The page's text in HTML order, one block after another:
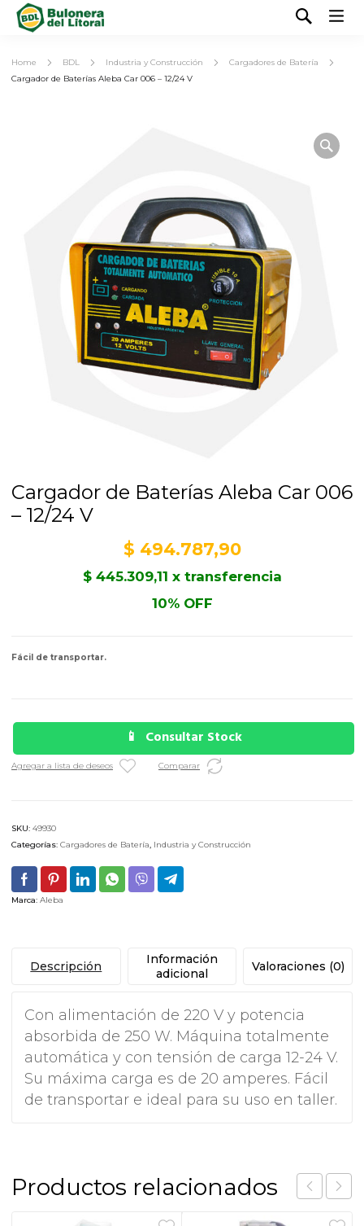
Home BDL Industria y Construcción
Cargadores de Batería
Cargador de Baterías Aleba Car 006 – 12/24 V
Cargador de Baterías Aleba Car 006
– 12/24 V
$ 494.787,90
$445.309,11 x transferencia
10% OFF
Fácil de transportar.
Consultar Stock
Agregar a lista de deseos Comparar
SKU: 49930
Categorías: Cargadores de Batería, Industria y Construcción
Marca: Aleba
Descripción
Información
adicional
Valoraciones (0)
Con alimentación de 220 V y potencia
absorbida de 250 W. Máquina totalmente
automática y con tensión de carga 12-24 V.
Su máxima carga es de 20 amperes. Fácil
de transportar e ideal para su uso en taller.
Productos relacionados